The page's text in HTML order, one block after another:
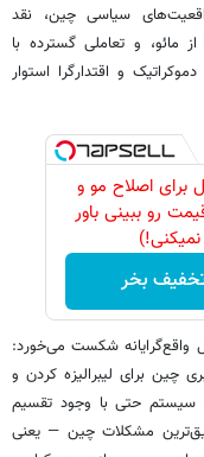
سیاسی چین، نقد
مائو، و تعاملی گسترده با
و اقتدارگرا استوار
برای اصلاح مو و
رو ببینی باور
نمیکنی!)
بخر
واقع‌گرایانه شکست می‌خورد:
چین برای لیبرالیزه کردن و
سیستم حتی با وجود تقسیم
مشکلات چین — یعنی